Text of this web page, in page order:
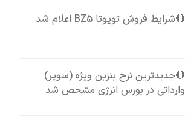
🔴شرایط فروش تویوتا BZ5 اعلام شد
🔴جدیدترین نرخ بنزین ویژه (سوپر)
وارداتی در بورس انرژی مشخص شد